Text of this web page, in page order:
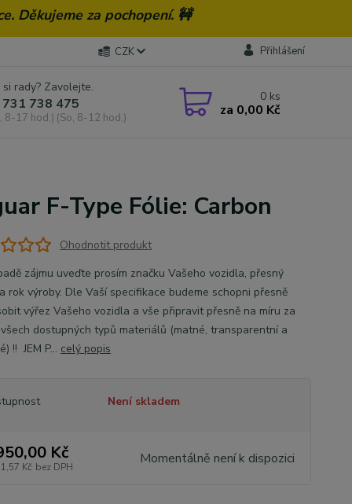
Děkujeme za pochopení. 🚧
CZK Přihlášení
rady? Zavolejte.
738 475
8-17 hod.) (So, 8-12 hod.)
0 ks
za 0,00 Kč
F-Type Fólie: Carbon
Ohodnotit produkt
zájmu uveďte prosím značku Vašeho vozidla, přesný
rok výroby. Dle Vaší specifikace budeme schopni přesně
výřez Vašeho vozidla a vše připravit přesně na míru za
dostupných typů materiálů (matné, transparentní a
!! JEM P... celý popis
Není skladem
Kč
Kč bez DPH Momentálně není k dispozici